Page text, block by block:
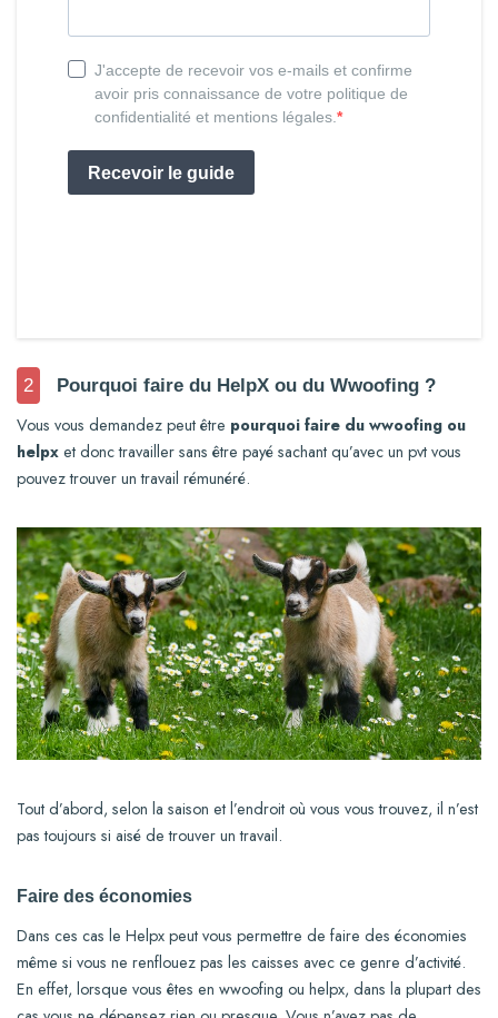
2 Pourquoi faire du HelpX ou du Wwoofing ?
Vous vous demandez peut être pourquoi faire du wwoofing ou
helpx et donc travailler sans être payé sachant qu’avec un pvt vous
pouvez trouver un travail rémunéré.
Tout d’abord, selon la saison et l’endroit où vous vous trouvez, il n’est
pas toujours si aisé de trouver un travail.
Faire des économies
Dans ces cas le Helpx peut vous permettre de faire des économies
même si vous ne renflouez pas les caisses avec ce genre d’activité.
En effet, lorsque vous êtes en wwoofing ou helpx, dans la plupart des